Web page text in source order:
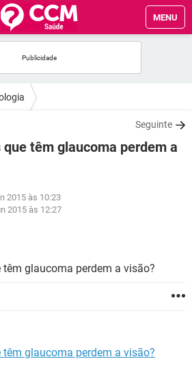
MENU
Seguinte
que têm glaucoma perdem a
2015 às 10:23
2015 às 12:27
glaucoma perdem a visão?
glaucoma perdem a visão?